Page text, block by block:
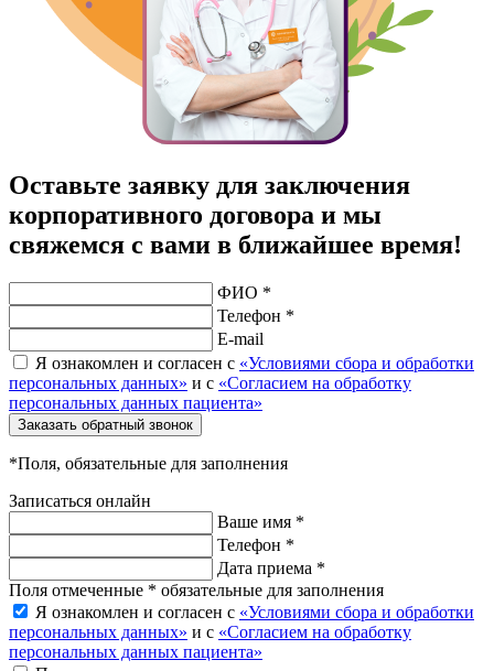
Оставьте заявку для заключения
корпоративного договора и мы
свяжемся с вами в ближайшее время!
ФИО *
Телефон *
E-mail
Я ознакомлен и согласен с «Условиями сбора и обработки
персональных данных» и с «Согласием на обработку
персональных данных пациента»
Заказать обратный звонок
*Поля, обязательные для заполнения
Записаться онлайн
Ваше имя *
Телефон *
Дата приема *
Поля отмеченные * обязательные для заполнения
Я ознакомлен и согласен с «Условиями сбора и обработки
персональных данных» и с «Согласием на обработку
персональных данных пациента»